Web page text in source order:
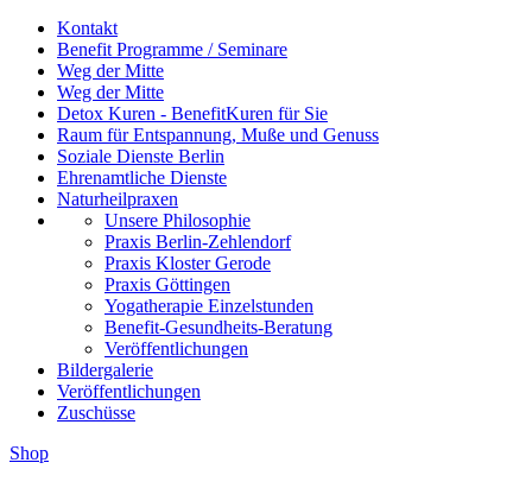
Kontakt
Benefit Programme / Seminare
Weg der Mitte
Weg der Mitte
Detox Kuren - BenefitKuren für Sie
Raum für Entspannung, Muße und Genuss
Soziale Dienste Berlin
Ehrenamtliche Dienste
Naturheilpraxen
Unsere Philosophie
Praxis Berlin-Zehlendorf
Praxis Kloster Gerode
Praxis Göttingen
Yogatherapie Einzelstunden
Benefit-Gesundheits-Beratung
Veröffentlichungen
Bildergalerie
Veröffentlichungen
Zuschüsse
Shop